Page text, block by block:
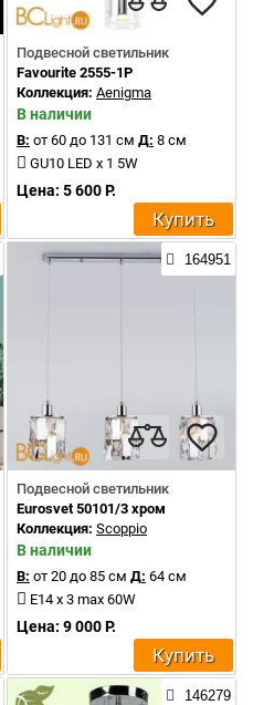
Подвесной светильник
Favourite 2555-1P
Коллекция: Aenigma
В наличии
В: от 60 до 131 см Д: 8 см
GU10 LED x 1 5W
Цена: 5 600 Р.
Купить
164951
Подвесной светильник
Eurosvet 50101/3 хром
Коллекция: Scoppio
В наличии
В: от 20 до 85 см Д: 64 см
E14 x 3 max 60W
Цена: 9 000 Р.
Купить
146279